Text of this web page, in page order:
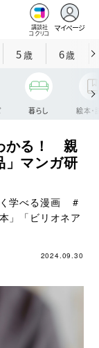
講談社
コクリコ
マイページ
5歳 6歳
暮らし 絵本・
かる！ 親
」マンガ研
学べる漫画 ＃
」「ビリオネア
2024.09.30